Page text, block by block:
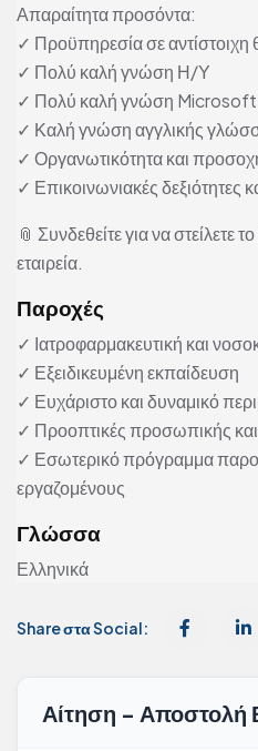
Απαραίτητα προσόντα:
✓ Προϋπηρεσία σε αντίστοιχη
✓ Πολύ καλή γνώση Η/Υ
✓ Πολύ καλή γνώση
✓ Καλή γνώση αγγλικής
✓ Οργανωτικότητα και
✓ Επικοινωνιακές δεξιότητες
📎 Συνδεθείτε για να στείλετε
εταιρεία.
Παροχές
✓ Ιατροφαρμακευτική και
✓ Εξειδικευμένη εκπαίδευση
✓ Ευχάριστο και δυναμικό
✓ Προοπτικές προσωπικής και
✓ Εσωτερικό πρόγραμμα
εργαζομένους
Γλώσσα
Ελληνικά
Share στα Social:
Αίτηση - Αποστολή